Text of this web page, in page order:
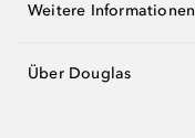
Weitere Informationen
Über Douglas